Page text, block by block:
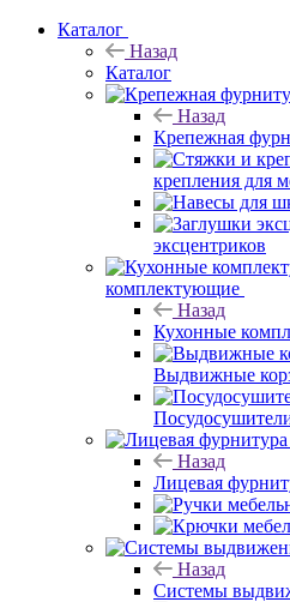
Каталог
Назад
Каталог
Назад
Крепежная
крепления для
эксцентриков
комплектующие
Назад
Кухонные
Выдвижные
Назад
Лицевая
Назад
Системы